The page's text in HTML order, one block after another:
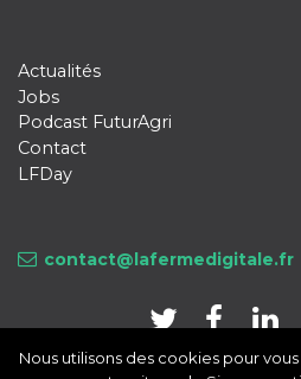
Actualités
Jobs
Podcast FuturAgri
Contact
LFDay
contact@lafermedigitale.fr
Nous utilisons des cookies pour